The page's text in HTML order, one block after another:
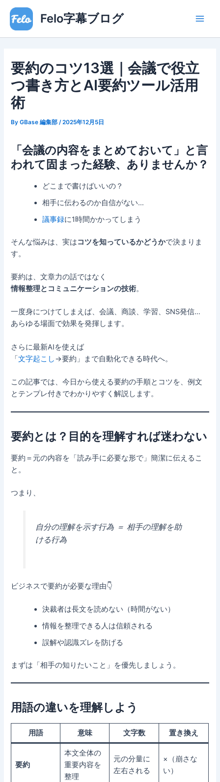
ス
Felo字幕ブログ
要約のコツ13選｜会議で役立
つ書き方とAI要約ツール活用
術
ByGBase 編集部/2025年12月5日
「会議の内容をまとめておいて」と言
われて固まった経験、ありませんか？
どこまで書けばいいの？
相手に伝わるのか自信がない…
議事録に1時間かかってしまう
そんな悩みは、実はコツを知っているかどうかで決まりま
す。
要約は、文章力の話ではなく
情報整理とコミュニケーションの技術。
一度身につけてしまえば、会議、商談、学習、SNS発信…
あらゆる場面で効果を発揮します。
さらに最新AIを使えば
「文字起こし→要約」まで自動化できる時代へ。
この記事では、今日から使える要約の手順とコツを、例文
とテンプレ付きでわかりやすく解説します。
要約とは？目的を理解すれば迷わない
要約＝元の内容を「読み手に必要な形で」簡潔に伝えるこ
と。
つまり、
自分の理解を示す行為 ＝ 相手の理解を助
ける行為
ビジネスで要約が必要な理由👇
決裁者は長文を読めない（時間がない）
情報を整理できる人は信頼される
誤解や認識ズレを防げる
まずは「相手の知りたいこと」を優先しましょう。
用語の違いを理解しよう
用語 意味 文字数 置き換え
要約
本文全体の
重要内容を
整理
元の分量に
左右される
×（崩さな
い）